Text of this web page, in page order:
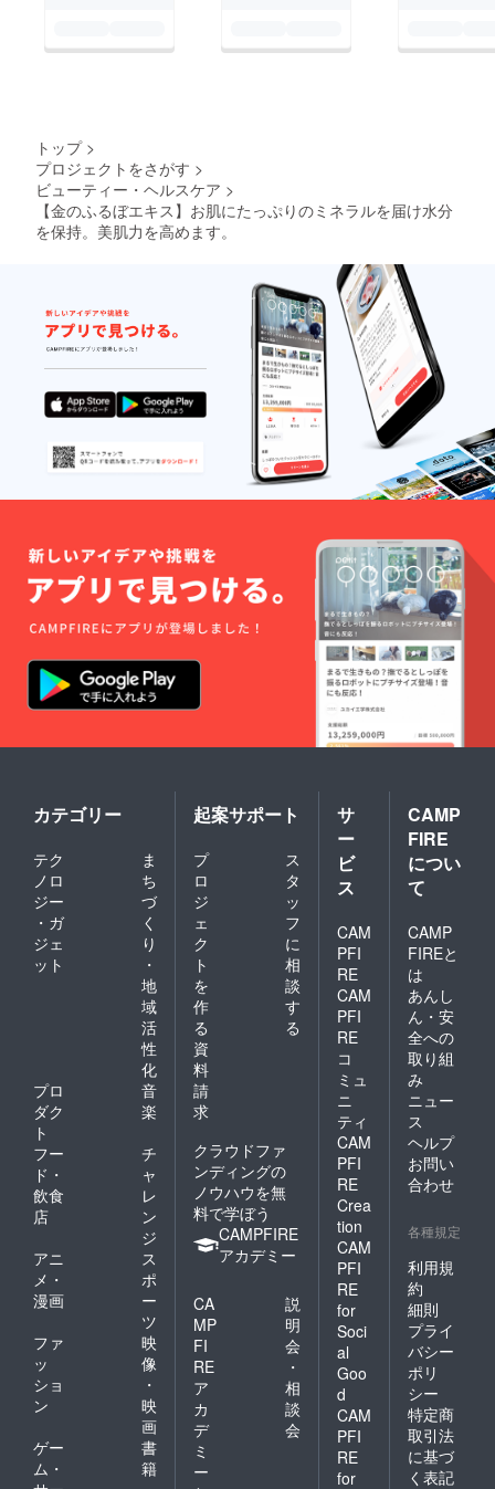
トップ >
プロジェクトをさがす >
ビューティー・ヘルスケア >
【金のふるぼエキス】お肌にたっぷりのミネラルを届け水分
を保持。美肌力を高めます。
カテゴリー
テク
ノロ
ジー
・ガ
ジェ
ット
ま
ち
づ
く
り
・
地
域
活
性
化
プロ
ダク
ト
音
楽
フー
ド・
飲食
店
チ
ャ
レ
ン
ジ
アニ
メ・
漫画
ス
ポ
ー
ツ
ファ
ッ
ショ
ン
映
像
・
映
画
ゲー
ム・
書
籍
起案サポート
プ
ロ
ジ
ェ
ク
ト
を
作
る
ス
タ
ッ
フ
に
相
談
す
る
資
料
請
求
クラウドファ
ンディングの
ノウハウを無
料で学ぼう
CAMPFIRE
アカデミー
CA
MP
FI
RE
ア
カ
デ
ミ
ー
説
明
会
・
相
談
会
サ
ー
ビ
ス
CAM
PFI
RE
CAM
PFI
RE
コ
ミュ
ニ
ティ
CAM
PFI
RE
Crea
tion
CAM
PFI
RE
for
Soci
al
Goo
d
CAM
PFI
RE
for
CAMP
FIRE
につい
て
CAMP
FIREと
は
あんし
ん・安
全への
取り組
み
ニュー
ス
ヘルプ
お問い
合わせ
各種規定
利用規
約
細則
プライ
バシー
ポリ
シー
特定商
取引法
に基づ
く表記